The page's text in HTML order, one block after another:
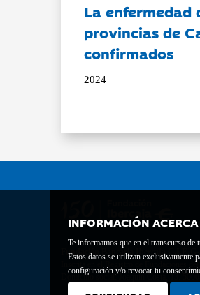
INFORMACIÓN
Te informamos que en el transcurso
Estos datos se utilizan exclusivamente
configuración y/o revocar tu
La enfermedad
provincias de
confirmados
2024
Fundación Bancaria Ibercaja C.I.F. G-
Inscrita en el Registro de Fundaciones
Domicilio social: Joaquín Costa, 13.